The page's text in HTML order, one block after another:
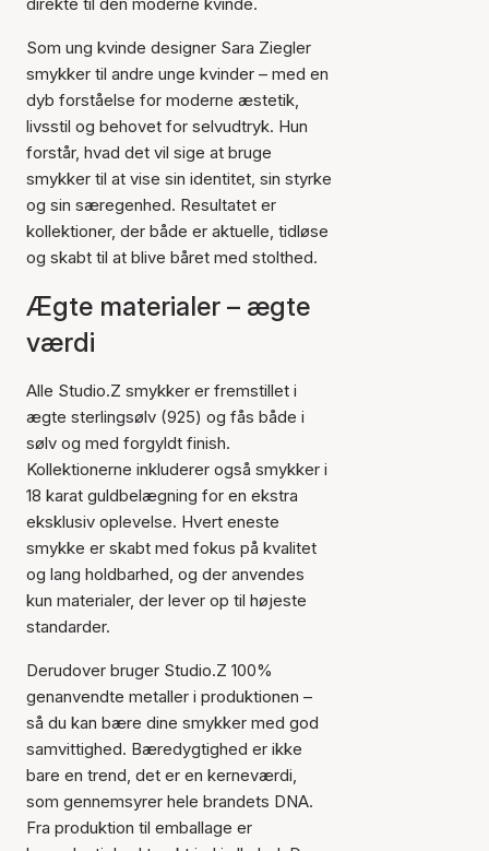
Som ung kvinde designer Sara Ziegler
smykker til andre unge kvinder – med en
dyb forståelse for moderne æstetik,
livsstil og behovet for selvudtryk. Hun
forstår, hvad det vil sige at bruge
smykker til at vise sin identitet, sin styrke
og sin særegenhed. Resultatet er
kollektioner, der både er aktuelle, tidløse
og skabt til at blive båret med stolthed.
Ægte materialer – ægte
værdi
Alle Studio.Z smykker er fremstillet i
ægte sterlingsølv (925) og fås både i
sølv og med forgyldt finish.
Kollektionerne inkluderer også smykker i
18 karat guldbelægning for en ekstra
eksklusiv oplevelse. Hvert eneste
smykke er skabt med fokus på kvalitet
og lang holdbarhed, og der anvendes
kun materialer, der lever op til højeste
standarder.
Derudover bruger Studio.Z 100%
genanvendte metaller i produktionen –
så du kan bære dine smykker med god
samvittighed. Bæredygtighed er ikke
bare en trend, det er en kerneværdi,
som gennemsyrer hele brandets DNA.
Fra produktion til emballage er